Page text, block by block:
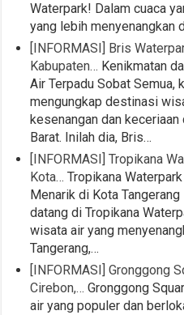
Waterpark! Dalam cuaca
yang lebih menyenangkan
[INFORMASI] Bris
Kabupaten… Kenikmatan
Air Terpadu Sobat Semua,
mengungkap destinasi
kesenangan dan
Barat. Inilah dia, Bris…
[INFORMASI] Tropikana
Kota… Tropikana
Menarik di Kota
datang di Tropikana
wisata air yang
Tangerang,…
[INFORMASI] Gronggong
Cirebon,… Gronggong
air yang populer dan